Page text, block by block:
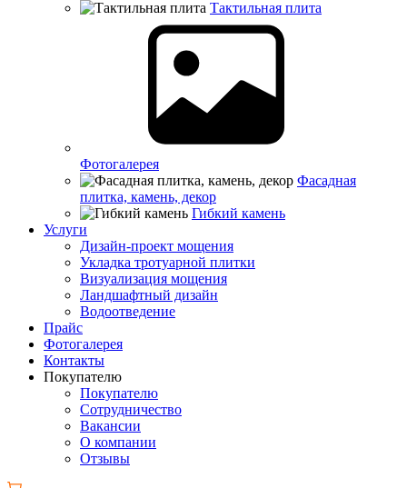
Тактильная плита
Фотогалерея
Фасадная
плитка, камень, декор
Гибкий камень
Услуги
Дизайн-проект мощения
Укладка тротуарной плитки
Визуализация мощения
Ландшафтный дизайн
Водоотведение
Прайс
Фотогалерея
Контакты
Покупателю
Покупателю
Сотрудничество
Вакансии
О компании
Отзывы